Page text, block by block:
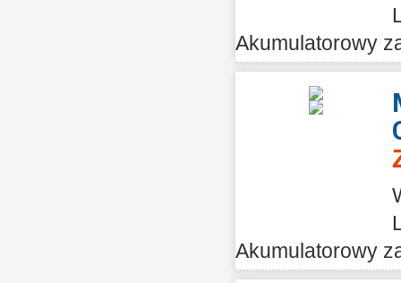
Akumulatorowy
Akumulatorowy